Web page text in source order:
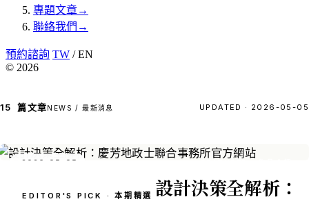
專題文章→
聯絡我們 →
預約諮詢 TW / EN
© 2026
15 篇文章NEWS / 最新消息 UPDATED · 2026-05-05
2026-05-05
EDITOR'S PICK · 本期精選 設計決策全解析：